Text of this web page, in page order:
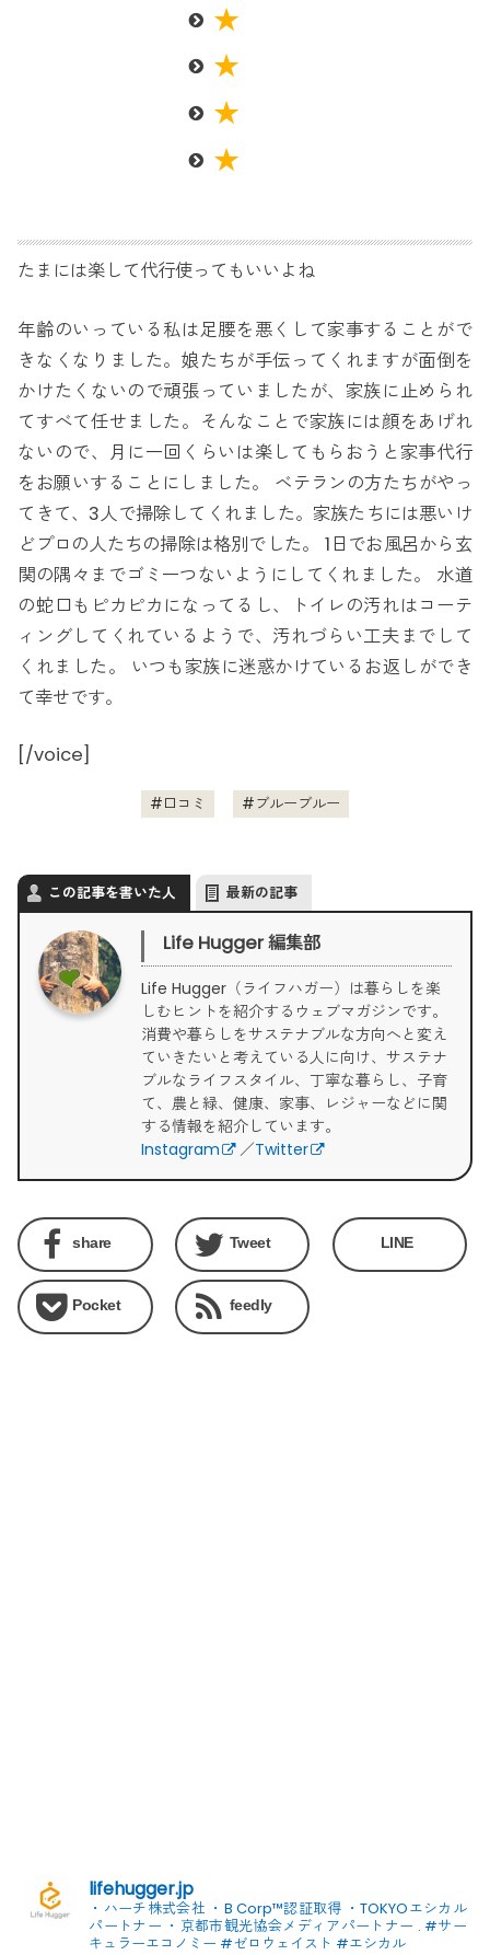
たまには楽して代行使ってもいいよね
年齢のいっている私は足腰を悪くして家事することがで
きなくなりました。娘たちが手伝ってくれますが面倒を
かけたくないので頑張っていましたが、家族に止められ
てすべて任せました。そんなことで家族には顔をあげれ
ないので、月に一回くらいは楽してもらおうと家事代行
をお願いすることにしました。 ベテランの方たちがやっ
てきて、3人で掃除してくれました。家族たちには悪いけ
どプロの人たちの掃除は格別でした。 1日でお風呂から玄
関の隅々までゴミ一つないようにしてくれました。 水道
の蛇口もピカピカになってるし、トイレの汚れはコーテ
ィングしてくれているようで、汚れづらい工夫までして
くれました。 いつも家族に迷惑かけているお返しができ
て幸せです。
[/voice]
口コミ ブルーブルー
この記事を書いた人 最新の記事
Life Hugger 編集部
Life Hugger（ライフハガー）は暮らしを楽
しむヒントを紹介するウェブマガジンです。
消費や暮らしをサステナブルな方向へと変え
ていきたいと考えている人に向け、サステナ
ブルなライフスタイル、丁寧な暮らし、子育
て、農と緑、健康、家事、レジャーなどに関
する情報を紹介しています。
Instagram
／Twitter
share Tweet LINE
Pocket feedly
lifehugger.jp
・ハーチ株式会社 ・B Corp™認証取得 ・TOKYOエシカル
パートナー ・京都市観光協会メディアパートナー . #サー
キュラーエコノミー #ゼロウェイスト #エシカル